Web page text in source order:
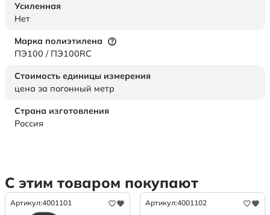
Усиленная
Нет
Марка полиэтилена
ПЭ100 / ПЭ100RC
Стоимость единицы измерения
цена за погонный метр
Страна изготовления
Россия
С этим товаром покупают
Артикул:4001101 Артикул:4001102